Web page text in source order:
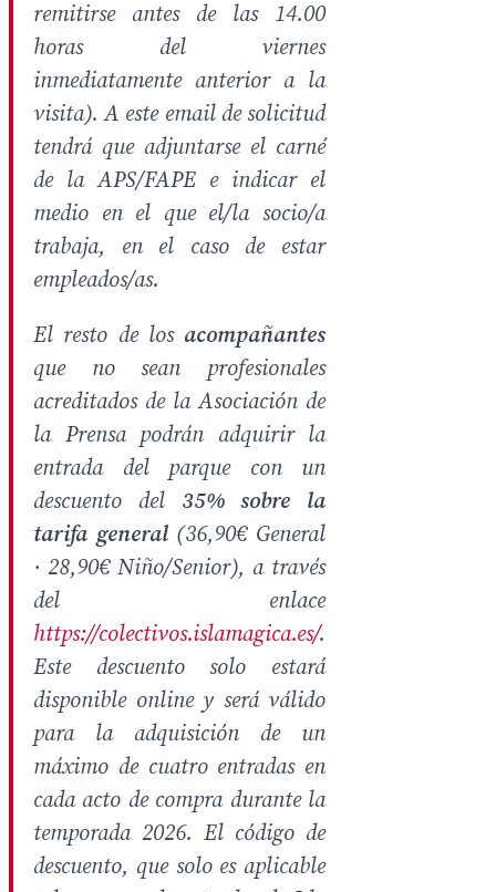
remitirse antes de las 14.00
horas del viernes
inmediatamente anterior a la
visita). A este email de solicitud
tendrá que adjuntarse el carné
de la APS/FAPE e indicar el
medio en el que el/la socio/a
trabaja, en el caso de estar
empleados/as.
El resto de los acompañantes
que no sean profesionales
acreditados de la Asociación de
la Prensa podrán adquirir la
entrada del parque con un
descuento del 35% sobre la
tarifa general(36,90€ General
· 28,90€ Niño/Senior), a través
del enlace
https://colectivos.islamagica.es/.
Este descuento solo estará
disponible online y será válido
para la adquisición de un
máximo de cuatro entradas en
cada acto de compra durante la
temporada 2026. El código de
descuento, que solo es aplicable